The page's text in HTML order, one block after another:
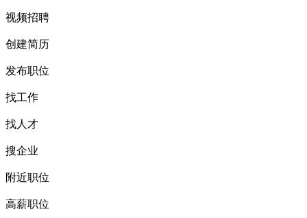
视频招聘
创建简历
发布职位
找工作
找人才
搜企业
附近职位
高薪职位